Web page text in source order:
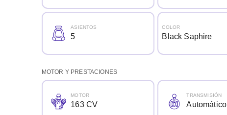
ASIENTOS
5
COLOR
Black Saphire
MOTOR Y PRESTACIONES
MOTOR
163 CV
TRANSMISIÓN
Automático